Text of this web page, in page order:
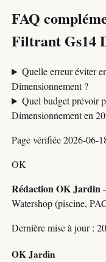
FAQ
Filtrant Gs14
Quelle erreur éviter
Dimensionnement ?
Quel budget prévoir
Dimensionnement en
Page vérifiée 2026-06-
OK
Rédaction OK Jardin
Watershop (piscine,
Dernière mise à jour :
OK Jardin